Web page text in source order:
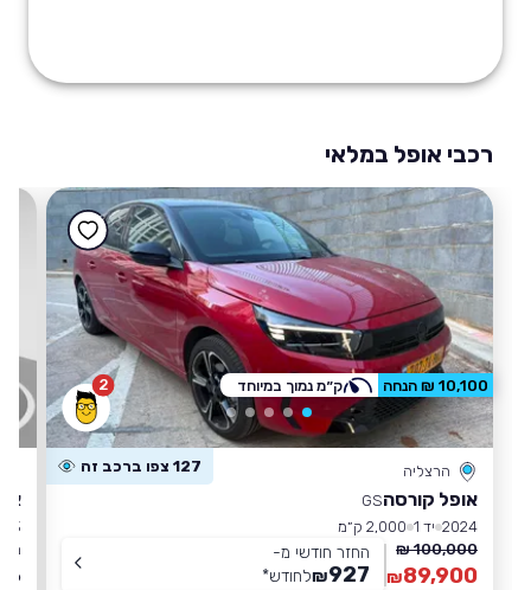
רכבי אופל במלאי
2
הרצליה 127 צפו ברכב זה
אופל קורסהGS
2024 יד 1
2,000 ק״מ
100,000 ₪
89,900
₪
החזר חודשי מ-
927
₪לחודש*
10,100 ₪ הנחה ק״מ נמוך במיוחד